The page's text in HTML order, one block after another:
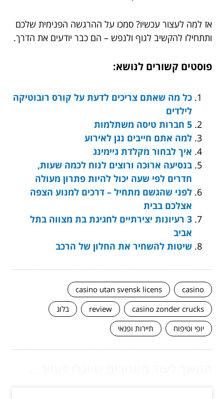
אז למה לעצור עכשיו? סמכו על ההרגשה הפנימית שלכם
ותתחילו להקשיב לגוף ולנפש – הם כבר יודעים את הדרך.
פוסטים קשורים לנושא:
כל מה שאתם צריכים לדעת על קורס רובוטיקה
לילדים
5 חברות טיסה משתלמות
למה אתם חייבים נגן לאירוע
איך לבחור מקלדת גיימינג
בנסיעה ארוכה ורוצים לנוח לכמה שעות,
חדרים לפי שעה יכול להיות פתרון מעולה
לפני שהגשם מתחיל – דרכים למנוע הצפה
אצלכם בבית
3 רעיונות יצירתיים לחגיגת בת מצווה בתל
אביב
שיטות להשחיר את החלון של הרכב
casino
casino utan svensk licens
casino zonder crucks
review
בלוג
יופי וטיפוח
תיירות ופנאי